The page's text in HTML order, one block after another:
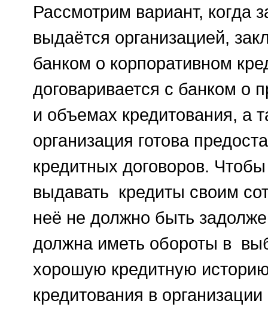
Рассмотрим вариант, когда
выдаётся организацией,
банком о корпоративном
договаривается с банком о
и объемах кредитования, а
организация готова
кредитных договоров.
выдавать кредиты своим
неё не должно быть
должна иметь обороты в
хорошую кредитную
кредитования в